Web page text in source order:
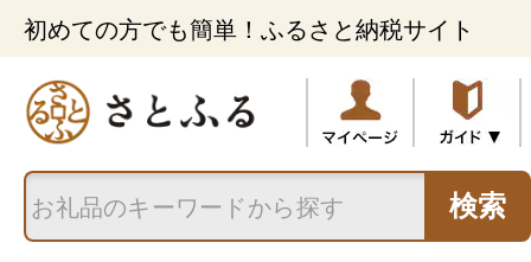
初めての方でも簡単！ふるさと納税サイト
検索